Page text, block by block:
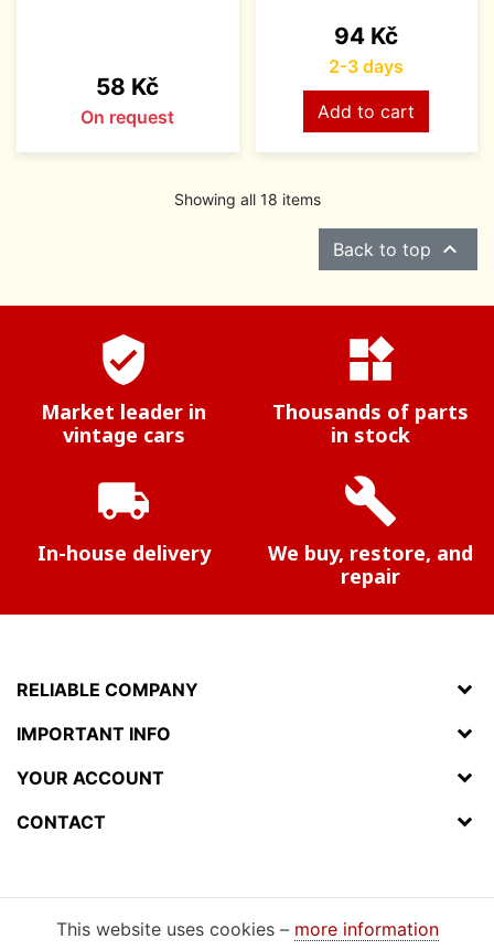
Price
58 Kč
On request
Price
94 Kč
2-3 days
Add to cart
Showing all 18 items
Back to top 
verified_user
Market leader in
vintage cars
widgets
Thousands of parts
in stock
local_shipping
In-house delivery
build
We buy, restore, and
repair
RELIABLE COMPANY
IMPORTANT INFO
YOUR ACCOUNT
CONTACT
This website uses cookies – more information